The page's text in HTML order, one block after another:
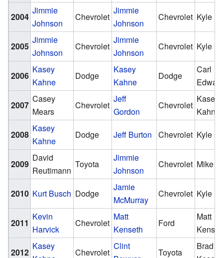
2004
Jimmie
Johnson
Chevrolet
Jimmie
Johnson
Chevrolet Kyle
2005
Jimmie
Johnson
Chevrolet
Jimmie
Johnson
Chevrolet Kyle
2006
Kasey
Kahne
Dodge
Kasey
Kahne
Dodge
Carl
2007
Casey
Mears
Chevrolet
Jeff
Gordon
Chevrolet
Kasey
Kahne
2008
Kasey
Kahne
Dodge Jeff Burton Chevrolet Kyle
2009
David
Reutimann
Toyota
Jimmie
Johnson
Chevrolet Mike
2010 Kurt Busch Dodge
Jamie
McMurray
Chevrolet Kyle
2011
Kevin
Harvick
Chevrolet
Matt
Kenseth
Ford
Matt
2012
Kasey
Chevrolet
Clint
Toyota
Brad